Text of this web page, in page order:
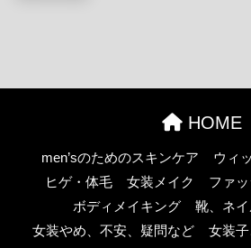
HOME
men’sのためのスキンケア
ウィ
ヒゲ・体毛
女装メイク ファ
ボディメイキング
靴、ネ
女装やめ、不安、疑問など
女装